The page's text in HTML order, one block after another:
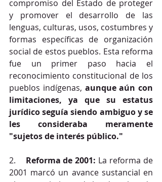
compromiso del Estado de proteger
y promover el desarrollo de las
lenguas, culturas, usos, costumbres y
formas específicas de organización
social de estos pueblos. Esta reforma
fue un primer paso hacia el
reconocimiento constitucional de los
pueblos indígenas, aunque aún con
limitaciones, ya que su estatus
jurídico seguía siendo ambiguo y se
les consideraba meramente
"sujetos de interés público."
2. Reforma de 2001: La reforma de
2001 marcó un avance sustancial en